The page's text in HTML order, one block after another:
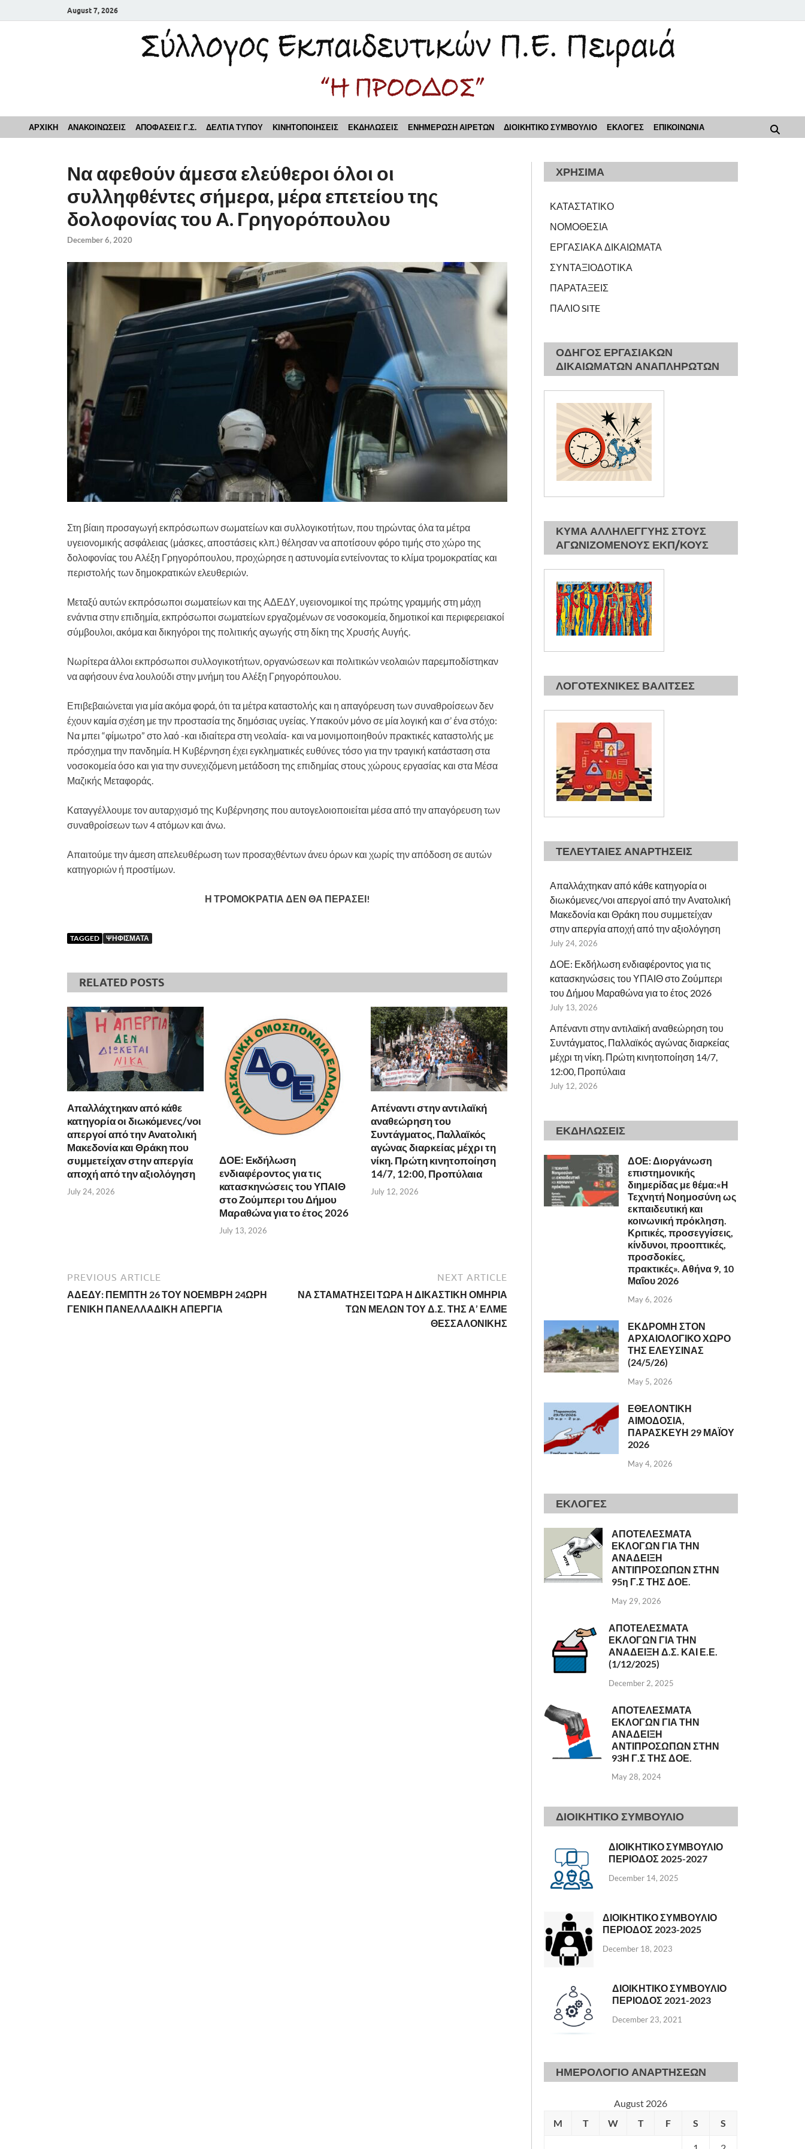
August 7, 2026
Σύλλογος Εκπαιδευτικών Π.Ε. Πειραιά "Η Πρόοδος"
ΑΡΧΙΚΗ ΑΝΑΚΟΙΝΩΣΕΙΣ ΑΠΟΦΑΣΕΙΣ Γ.Σ. ΔΕΛΤΙΑ ΤΥΠΟΥ ΚΙΝΗΤΟΠΟΙΗΣΕΙΣ ΕΚΔΗΛΩΣΕΙΣ ΕΝΗΜΕΡΩΣΗ ΑΙΡΕΤΩΝ ΔΙΟΙΚΗΤΙΚΟ ΣΥΜΒΟΥΛΙΟ ΕΚΛΟΓΕΣ ΕΠΙΚΟΙΝΩΝΙΑ
Να αφεθούν άμεσα ελεύθεροι όλοι οι
συλληφθέντες σήμερα, μέρα επετείου της
δολοφονίας του Α. Γρηγορόπουλου
December 6, 2020
Στη βίαιη προσαγωγή εκπρόσωπων σωματείων και συλλογικοτήτων, που τηρώντας όλα τα μέτρα
υγειονομικής ασφάλειας (μάσκες, αποστάσεις κλπ.) θέλησαν να αποτίσουν φόρο τιμής στο χώρο της
δολοφονίας του Αλέξη Γρηγορόπουλου, προχώρησε η αστυνομία εντείνοντας το κλίμα τρομοκρατίας και
περιστολής των δημοκρατικών ελευθεριών.
Μεταξύ αυτών εκπρόσωποι σωματείων και της ΑΔΕΔΥ, υγειονομικοί της πρώτης γραμμής στη μάχη
ενάντια στην επιδημία, εκπρόσωποι σωματείων εργαζομένων σε νοσοκομεία, δημοτικοί και περιφερειακοί
σύμβουλοι, ακόμα και δικηγόροι της πολιτικής αγωγής στη δίκη της Χρυσής Αυγής.
Νωρίτερα άλλοι εκπρόσωποι συλλογικοτήτων, οργανώσεων και πολιτικών νεολαιών παρεμποδίστηκαν
να αφήσουν ένα λουλούδι στην μνήμη του Αλέξη Γρηγορόπουλου.
Επιβεβαιώνεται για μία ακόμα φορά, ότι τα μέτρα καταστολής και η απαγόρευση των συναθροίσεων δεν
έχουν καμία σχέση με την προστασία της δημόσιας υγείας. Υπακούν μόνο σε μία λογική και σ’ ένα στόχο:
Να μπει “φίμωτρο” στο λαό -και ιδιαίτερα στη νεολαία- και να μονιμοποιηθούν πρακτικές καταστολής με
πρόσχημα την πανδημία. Η Κυβέρνηση έχει εγκληματικές ευθύνες τόσο για την τραγική κατάσταση στα
νοσοκομεία όσο και για την συνεχιζόμενη μετάδοση της επιδημίας στους χώρους εργασίας και στα Μέσα
Μαζικής Μεταφοράς.
Καταγγέλλουμε τον αυταρχισμό της Κυβέρνησης που αυτογελοιοποιείται μέσα από την απαγόρευση των
συναθροίσεων των 4 ατόμων και άνω.
Απαιτούμε την άμεση απελευθέρωση των προσαχθέντων άνευ όρων και χωρίς την απόδοση σε αυτών
κατηγοριών ή προστίμων.
Η ΤΡΟΜΟΚΡΑΤΙΑ ΔΕΝ ΘΑ ΠΕΡΑΣΕΙ!
TAGGED ΨΗΦΙΣΜΑΤΑ
RELATED POSTS
Απαλλάχτηκαν από κάθε
κατηγορία οι διωκόμενες/νοι
απεργοί από την Ανατολική
Μακεδονία και Θράκη που
συμμετείχαν στην απεργία
αποχή από την αξιολόγηση
July 24, 2026
ΔΟΕ: Εκδήλωση
ενδιαφέροντος για τις
κατασκηνώσεις του ΥΠΑΙΘ
στο Ζούμπερι του Δήμου
Μαραθώνα για το έτος 2026
July 13, 2026
Απέναντι στην αντιλαϊκή
αναθεώρηση του
Συντάγματος, Παλλαϊκός
αγώνας διαρκείας μέχρι τη
νίκη. Πρώτη κινητοποίηση
14/7, 12:00, Προπύλαια
July 12, 2026
PREVIOUS ARTICLE
ΑΔΕΔΥ: ΠΕΜΠΤΗ 26 ΤΟΥ ΝΟΕΜΒΡΗ 24ΩΡΗ
ΓΕΝΙΚΗ ΠΑΝΕΛΛΑΔΙΚΗ ΑΠΕΡΓΙΑ
NEXT ARTICLE
ΝΑ ΣΤΑΜΑΤΗΣΕΙ ΤΩΡΑ Η ΔΙΚΑΣΤΙΚΗ ΟΜΗΡΙΑ
ΤΩΝ ΜΕΛΩΝ ΤΟΥ Δ.Σ. ΤΗΣ Α’ ΕΛΜΕ
ΘΕΣΣΑΛΟΝΙΚΗΣ
ΧΡΗΣΙΜΑ
ΚΑΤΑΣΤΑΤΙΚΟ
ΝΟΜΟΘΕΣΙΑ
ΕΡΓΑΣΙΑΚΑ ΔΙΚΑΙΩΜΑΤΑ
ΣΥΝΤΑΞΙΟΔΟΤΙΚΑ
ΠΑΡΑΤΑΞΕΙΣ
ΠΑΛΙΟ SITE
ΟΔΗΓΟΣ ΕΡΓΑΣΙΑΚΩΝ
ΔΙΚΑΙΩΜΑΤΩΝ ΑΝΑΠΛΗΡΩΤΩΝ
ΚΥΜΑ ΑΛΛΗΛΕΓΓΥΗΣ ΣΤΟΥΣ
ΑΓΩΝΙΖΟΜΕΝΟΥΣ ΕΚΠ/ΚΟΥΣ
ΛΟΓΟΤΕΧΝΙΚΕΣ ΒΑΛΙΤΣΕΣ
ΤΕΛΕΥΤΑΙΕΣ ΑΝΑΡΤΗΣΕΙΣ
Απαλλάχτηκαν από κάθε κατηγορία οι
διωκόμενες/νοι απεργοί από την Ανατολική
Μακεδονία και Θράκη που συμμετείχαν
στην απεργία αποχή από την αξιολόγηση
July 24, 2026
ΔΟΕ: Εκδήλωση ενδιαφέροντος για τις
κατασκηνώσεις του ΥΠΑΙΘ στο Ζούμπερι
του Δήμου Μαραθώνα για το έτος 2026
July 13, 2026
Απέναντι στην αντιλαϊκή αναθεώρηση του
Συντάγματος, Παλλαϊκός αγώνας διαρκείας
μέχρι τη νίκη. Πρώτη κινητοποίηση 14/7,
12:00, Προπύλαια
July 12, 2026
ΕΚΔΗΛΩΣΕΙΣ
ΔΟΕ: Διοργάνωση
επιστημονικής
διημερίδας με θέμα:«Η
Τεχνητή Νοημοσύνη ως
εκπαιδευτική και
κοινωνική πρόκληση.
Κριτικές, προσεγγίσεις,
κίνδυνοι, προοπτικές,
προσδοκίες,
πρακτικές». Αθήνα 9, 10
Μαΐου 2026
May 6, 2026
ΕΚΔΡΟΜΗ ΣΤΟΝ
ΑΡΧΑΙΟΛΟΓΙΚΟ ΧΩΡΟ
ΤΗΣ ΕΛΕΥΣΙΝΑΣ
(24/5/26)
May 5, 2026
ΕΘΕΛΟΝΤΙΚΗ
ΑΙΜΟΔΟΣΙΑ,
ΠΑΡΑΣΚΕΥΗ 29 ΜΑΪΟΥ
2026
May 4, 2026
ΕΚΛΟΓΕΣ
ΑΠΟΤΕΛΕΣΜΑΤΑ
ΕΚΛΟΓΩΝ ΓΙΑ ΤΗΝ
ΑΝΑΔΕΙΞΗ
ΑΝΤΙΠΡΟΣΩΠΩΝ ΣΤΗΝ
95η Γ.Σ ΤΗΣ ΔΟΕ.
May 29, 2026
ΑΠΟΤΕΛΕΣΜΑΤΑ
ΕΚΛΟΓΩΝ ΓΙΑ ΤΗΝ
ΑΝΑΔΕΙΞΗ Δ.Σ. ΚΑΙ Ε.Ε.
(1/12/2025)
December 2, 2025
ΑΠΟΤΕΛΕΣΜΑΤΑ
ΕΚΛΟΓΩΝ ΓΙΑ ΤΗΝ
ΑΝΑΔΕΙΞΗ
ΑΝΤΙΠΡΟΣΩΠΩΝ ΣΤΗΝ
93Η Γ.Σ ΤΗΣ ΔΟΕ.
May 28, 2024
ΔΙΟΙΚΗΤΙΚΟ ΣΥΜΒΟΥΛΙΟ
ΔΙΟΙΚΗΤΙΚΟ ΣΥΜΒΟΥΛΙΟ
ΠΕΡΙΟΔΟΣ 2025-2027
December 14, 2025
ΔΙΟΙΚΗΤΙΚΟ ΣΥΜΒΟΥΛΙΟ
ΠΕΡΙΟΔΟΣ 2023-2025
December 18, 2023
ΔΙΟΙΚΗΤΙΚΟ ΣΥΜΒΟΥΛΙΟ
ΠΕΡΙΟΔΟΣ 2021-2023
December 23, 2021
ΗΜΕΡΟΛΟΓΙΟ ΑΝΑΡΤΗΣΕΩΝ
August 2026
M
T W T F S S